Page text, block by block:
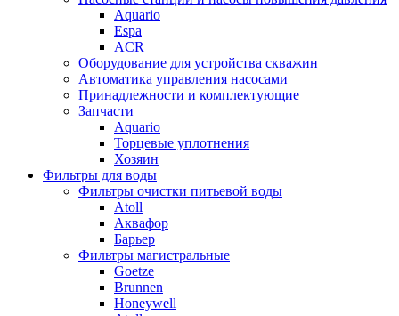
Aquario
Espa
ACR
Оборудование для устройства скважин
Автоматика управления насосами
Принадлежности и комплектующие
Запчасти
Aquario
Торцевые уплотнения
Хозяин
Фильтры для воды
Фильтры очистки питьевой воды
Atoll
Аквафор
Барьер
Фильтры магистральные
Goetze
Brunnen
Honeywell